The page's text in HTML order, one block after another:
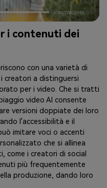
i contenuti dei
con una varietà di
creatori a distinguersi
per i video. Che si tratti
video AI consente
versioni doppiate dei loro
l'accessibilità e il
imitare voci o accenti
che si allinea
come i creatori di social
più frequentemente
produzione, dando loro